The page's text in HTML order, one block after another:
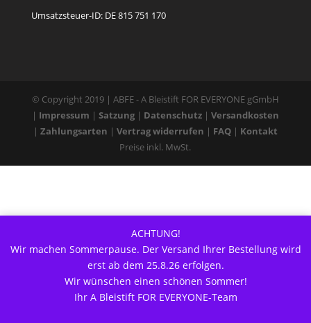
ACHTUNG!
Wir machen Sommerpause. Der Versand Ihrer Bestellung wird
erst ab dem 25.8.26 erfolgen.
Wir wünschen einen schönen Sommer!
Ihr A Bleistift FOR EVERYONE-Team
Umsatzsteuer-ID: DE 815 751 170
© Copyright 2019 | ABFE - A Bleistift FOR EVERYONE gGmbH
| Impressum | Satzung| Datenschutz| Versandkosten
| Zahlungsarten | Vertrag widerrufen | FAQ| Kontakt
Preise inkl. MwSt.
Deutsch English